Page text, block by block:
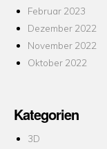
Februar 2023
Dezember 2022
November 2022
Oktober 2022
Kategorien
3D